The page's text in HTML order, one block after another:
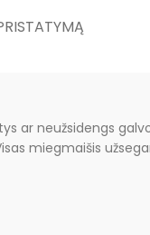
ar neužsidengs
miegmaišis